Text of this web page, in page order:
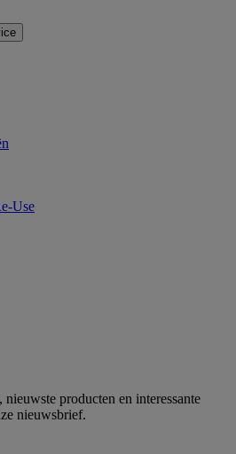
Use
producten en interessante
nieuwsbrief.